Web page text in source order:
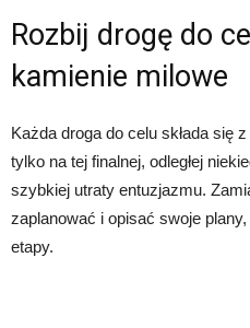
Rozbij drogę do
kamienie milowe
Każda droga do celu składa się
tylko na tej finalnej, odległej
szybkiej utraty entuzjazmu.
zaplanować i opisać swoje
etapy.